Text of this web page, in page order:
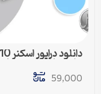
برای تمامی ویندوزها
59,000